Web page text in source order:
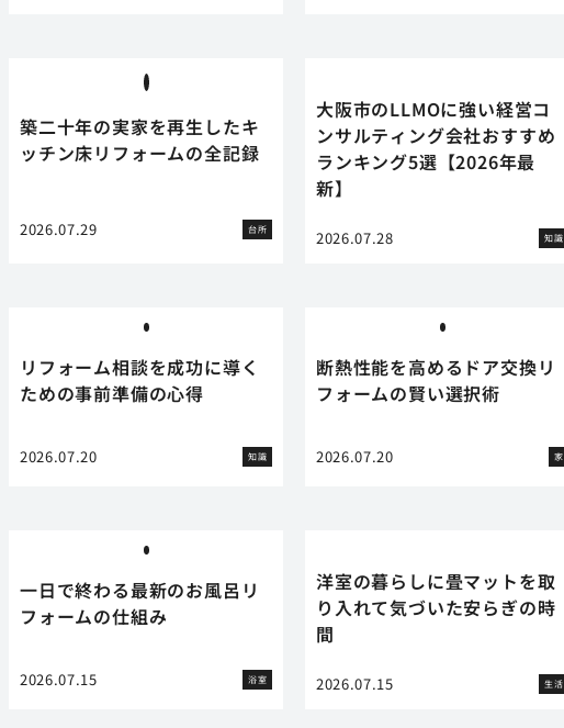
築二十年の実家を再生したキ
ッチン床リフォームの全記録
2026.07.29 台所
大阪市のLLMOに強い経営コ
ンサルティング会社おすすめ
ランキング5選【2026年最
新】
2026.07.28 知識
リフォーム相談を成功に導く
ための事前準備の心得
2026.07.20 知識
断熱性能を高めるドア交換リ
フォームの賢い選択術
2026.07.20 家
一日で終わる最新のお風呂リ
フォームの仕組み
2026.07.15 浴室
洋室の暮らしに畳マットを取
り入れて気づいた安らぎの時
間
2026.07.15 生活